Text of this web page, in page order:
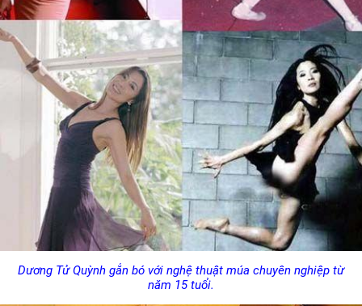
Dương Tử Quỳnh gắn bó với nghệ thuật múa chuyên nghiệp từ
năm 15 tuổi.